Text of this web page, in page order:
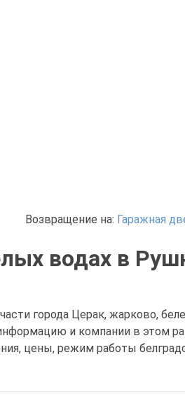
Возвращение на: Гаражная
водах в
города Церак, жарково, беле
и компании в этом
цены, режим работы